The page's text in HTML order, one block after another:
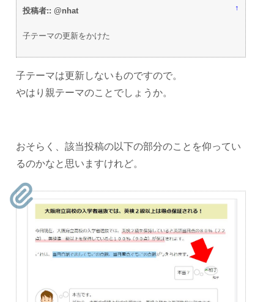
投稿者:: @nhat ↑
子テーマの更新をかけた
子テーマは更新しないものですので。
やはり親テーマのことでしょうか。
おそらく、該当投稿の以下の部分のことを仰ってい
るのかなと思いますけれど。